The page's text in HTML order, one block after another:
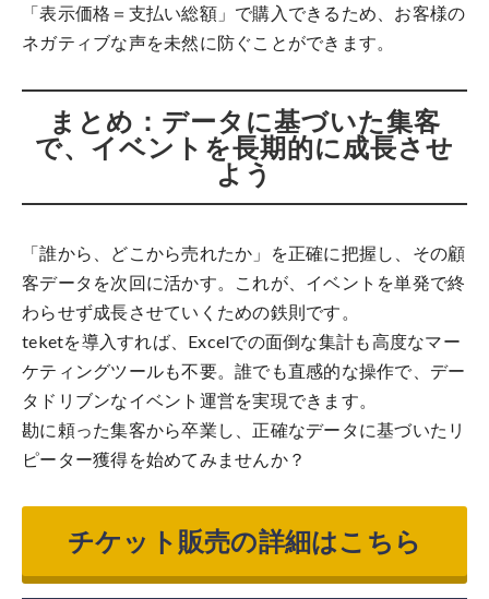
「表示価格＝支払い総額」で購入できるため、お客様の
ネガティブな声を未然に防ぐことができます。
まとめ：データに基づいた集客
で、イベントを長期的に成長させ
よう
「誰から、どこから売れたか」を正確に把握し、その顧
客データを次回に活かす。これが、イベントを単発で終
わらせず成長させていくための鉄則です。
teketを導入すれば、Excelでの面倒な集計も高度なマー
ケティングツールも不要。誰でも直感的な操作で、デー
タドリブンなイベント運営を実現できます。
勘に頼った集客から卒業し、正確なデータに基づいたリ
ピーター獲得を始めてみませんか？
チケット販売の詳細はこちら